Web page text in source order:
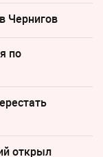
Чернигов
по
открыл